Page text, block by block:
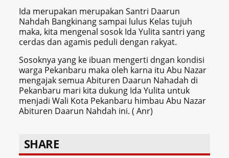
Ida merupakan merupakan Santri Daarun
Nahdah Bangkinang sampai lulus Kelas tujuh
maka, kita mengenal sosok Ida Yulita santri yang
cerdas dan agamis peduli dengan rakyat.
Sosoknya yang ke ibuan mengerti dngan kondisi
warga Pekanbaru maka oleh karna itu Abu Nazar
mengajak semua Abituren Daarun Nahadah di
Pekanbaru mari kita dukung Ida Yulita untuk
menjadi Wali Kota Pekanbaru himbau Abu Nazar
Abituren Daarun Nahdah ini. ( Anr)
SHARE